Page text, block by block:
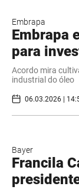
Embrapa
Embrapa
para
Acordo mira
industrial do óleo
06.03.2026 |
Bayer
Francila